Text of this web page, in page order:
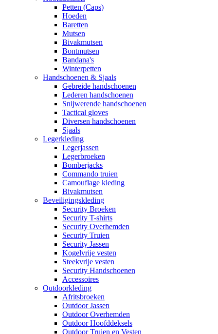
Petten (Caps)
Hoeden
Baretten
Mutsen
Bivakmutsen
Bontmutsen
Bandana's
Winterpetten
Handschoenen & Sjaals
Gebreide handschoenen
Lederen handschoenen
Snijwerende handschoenen
Tactical gloves
Diversen handschoenen
Sjaals
Legerkleding
Legerjassen
Legerbroeken
Bomberjacks
Commando truien
Camouflage kleding
Bivakmutsen
Beveiligingskleding
Security Broeken
Security T-shirts
Security Overhemden
Security Truien
Security Jassen
Kogelvrije vesten
Steekvrije vesten
Security Handschoenen
Accessoires
Outdoorkleding
Afritsbroeken
Outdoor Jassen
Outdoor Overhemden
Outdoor Hoofddeksels
Outdoor Truien en Vesten